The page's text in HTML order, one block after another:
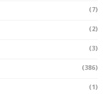
(7)
(2)
(3)
(386)
(1)